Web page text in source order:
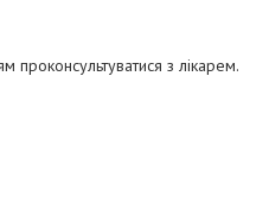
проконсультуватися з лікарем.